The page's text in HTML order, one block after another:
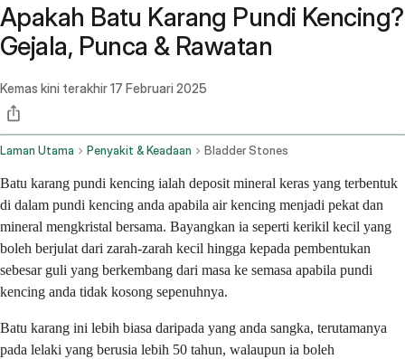
Apakah Batu Karang Pundi Kencing?
Gejala, Punca & Rawatan
Kemas kini terakhir17 Februari 2025
Laman Utama Penyakit & Keadaan Bladder Stones
Batu karang pundi kencing ialah deposit mineral keras yang terbentuk
di dalam pundi kencing anda apabila air kencing menjadi pekat dan
mineral mengkristal bersama. Bayangkan ia seperti kerikil kecil yang
boleh berjulat dari zarah-zarah kecil hingga kepada pembentukan
sebesar guli yang berkembang dari masa ke semasa apabila pundi
kencing anda tidak kosong sepenuhnya.
Batu karang ini lebih biasa daripada yang anda sangka, terutamanya
pada lelaki yang berusia lebih 50 tahun, walaupun ia boleh